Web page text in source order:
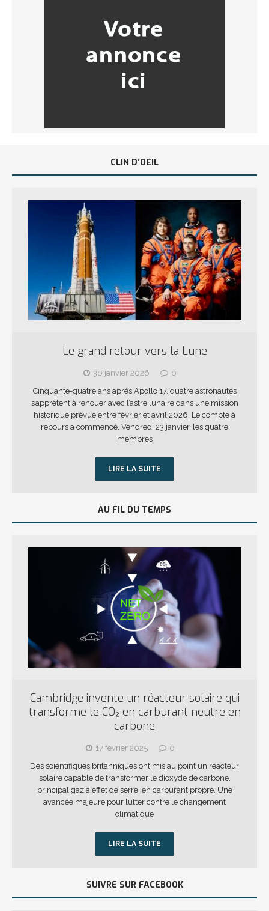
CLIN D’OEIL
Le grand retour vers la Lune
30 janvier 2026
0
Cinquante-quatre ans après Apollo 17, quatre astronautes
s’apprêtent à renouer avec l’astre lunaire dans une mission
historique prévue entre février et avril 2026. Le compte à
rebours a commencé. Vendredi 23 janvier, les quatre
membres
LIRE LA SUITE
AU FIL DU TEMPS
Cambridge invente un réacteur solaire qui
transforme le CO₂ en carburant neutre en
carbone
17 février 2025
0
Des scientifiques britanniques ont mis au point un réacteur
solaire capable de transformer le dioxyde de carbone,
principal gaz à effet de serre, en carburant propre. Une
avancée majeure pour lutter contre le changement
climatique
LIRE LA SUITE
SUIVRE SUR FACEBOOK